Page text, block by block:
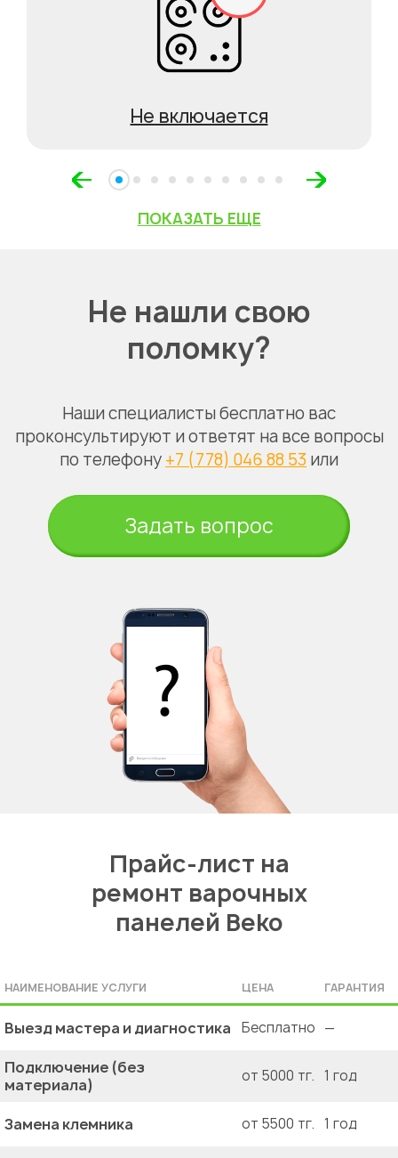
Не включается
ПОКАЗАТЬ ЕЩЕ
Не нашли свою
поломку?
Наши специалисты бесплатно вас
проконсультируют и ответят на все вопросы
по телефону +7 (778) 046 88 53 или
Задать вопрос
Прайс-лист на
ремонт варочных
панелей Beko
НАИМЕНОВАНИЕ УСЛУГИ ЦЕНА ГАРАНТИЯ
Выезд мастера и диагностика Бесплатно —
Подключение (без
материала)
от 5000 тг. 1 год
Замена клемника от 5500 тг. 1 год